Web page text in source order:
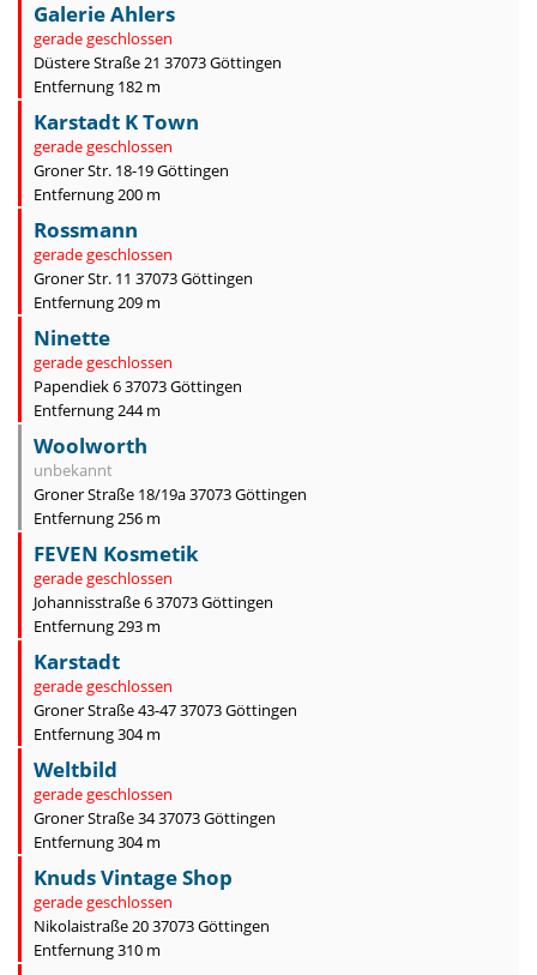
Galerie Ahlers
gerade geschlossen
Düstere Straße 21 37073 Göttingen
Entfernung 182 m
Karstadt K Town
gerade geschlossen
Groner Str. 18-19 Göttingen
Entfernung 200 m
Rossmann
gerade geschlossen
Groner Str. 11 37073 Göttingen
Entfernung 209 m
Ninette
gerade geschlossen
Papendiek 6 37073 Göttingen
Entfernung 244 m
Woolworth
unbekannt
Groner Straße 18/19a 37073 Göttingen
Entfernung 256 m
FEVEN Kosmetik
gerade geschlossen
Johannisstraße 6 37073 Göttingen
Entfernung 293 m
Karstadt
gerade geschlossen
Groner Straße 43-47 37073 Göttingen
Entfernung 304 m
Weltbild
gerade geschlossen
Groner Straße 34 37073 Göttingen
Entfernung 304 m
Knuds Vintage Shop
gerade geschlossen
Nikolaistraße 20 37073 Göttingen
Entfernung 310 m